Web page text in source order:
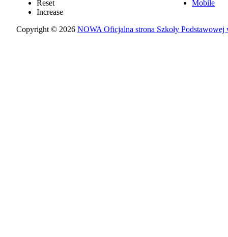
Reset
Increase
Mobile
Copyright © 2026NOWA Oficjalna strona Szkoły